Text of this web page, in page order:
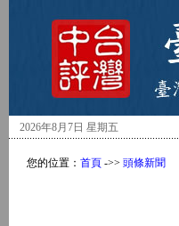
2026年8月7日 星期五
您的位置： 首頁 ->> 頭條新聞